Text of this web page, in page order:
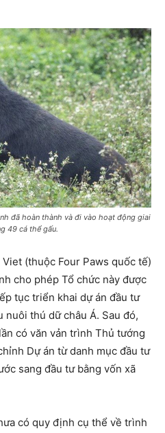
đã hoàn thành và đi vào hoạt động giai
49 cá thể gấu.
(thuộc Four Paws quốc tế)
cho phép Tổ chức này được
tục triển khai dự án đầu tư
nuôi thú dữ châu Á. Sau đó,
có văn vản trình Thủ tướng
Dự án từ danh mục đầu tư
sang đầu tư bằng vốn xã
có quy định cụ thể về trình